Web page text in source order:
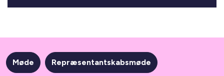
Møde Repræsentantskabsmøde